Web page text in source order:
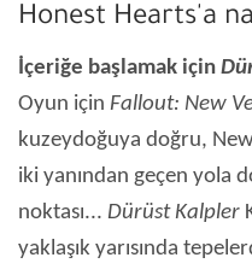
Honest Hearts'a
İçeriğe başlamak için
Oyun için Fallout: New
kuzeydoğuya doğru,
iki yanından geçen yola
noktası... Dürüst Kalpler
yaklaşık yarısında